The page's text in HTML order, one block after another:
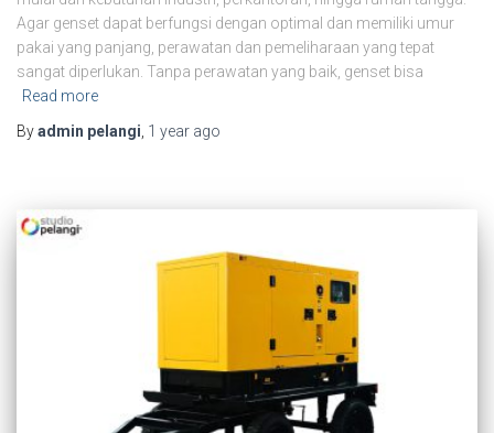
Agar genset dapat berfungsi dengan optimal dan memiliki umur
pakai yang panjang, perawatan dan pemeliharaan yang tepat
sangat diperlukan. Tanpa perawatan yang baik, genset bisa
Read more
Byadmin pelangi 1 year ago